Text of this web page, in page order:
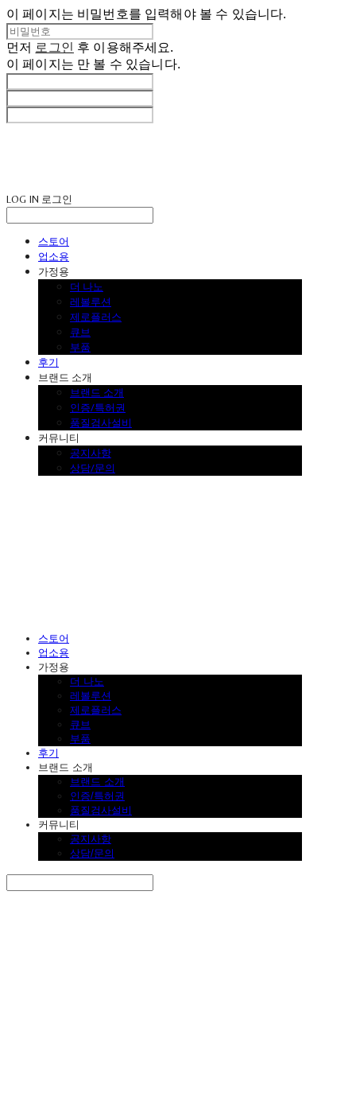
이 페이지는 비밀번호를 입력해야 볼 수 있습니다.
먼저 로그인 후 이용해주세요.
이 페이지는 만 볼 수 있습니다.
LOG IN 로그인
스토어
업소용
가정용
더 나노
레볼루션
제로플러스
큐브
부품
후기
브랜드 소개
브랜드 소개
인증/특허권
품질검사설비
커뮤니티
공지사항
상담/문의
스토어
업소용
가정용
더 나노
레볼루션
제로플러스
큐브
부품
후기
브랜드 소개
브랜드 소개
인증/특허권
품질검사설비
커뮤니티
공지사항
상담/문의